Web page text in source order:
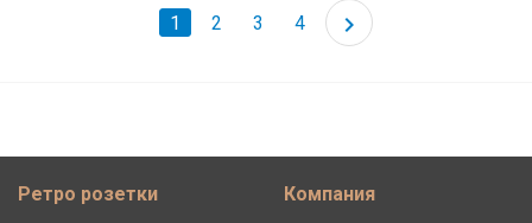
1 2 3 4
Ретро розетки Компания